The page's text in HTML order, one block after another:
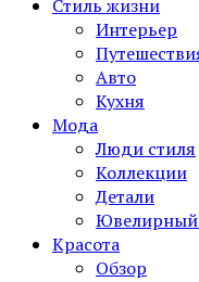
Стиль жизни
Интерьер
Авто
Кухня
Мода
Люди стиля
Коллекции
Детали
Ювелирный
Красота
Обзор